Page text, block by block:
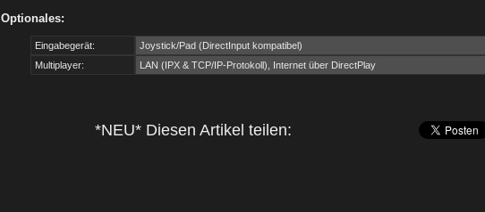
Optionales:
Eingabegerät:
Joystick/Pad (DirectInput kompatibel)
Multiplayer:
LAN (IPX & TCP/IP-Protokoll), Internet über DirectPlay
*NEU* Diesen Artikel teilen: